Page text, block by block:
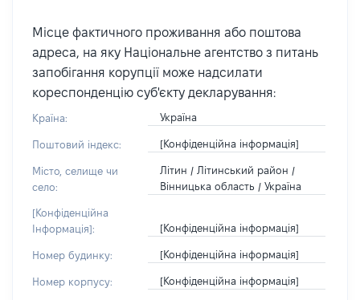
Місце фактичного проживання або поштова
адреса, на яку Національне агентство з питань
запобігання корупції може надсилати
кореспонденцію суб'єкту декларування:
Країна: Україна
Поштовий індекс: [Конфіденційна інформація]
Місто, селище чи
село:
Літин / Літинський район /
Вінницька область / Україна
[Конфіденційна
Інформація]:
[Конфіденційна інформація]
Номер будинку: [Конфіденційна інформація]
Номер корпусу: [Конфіденційна інформація]